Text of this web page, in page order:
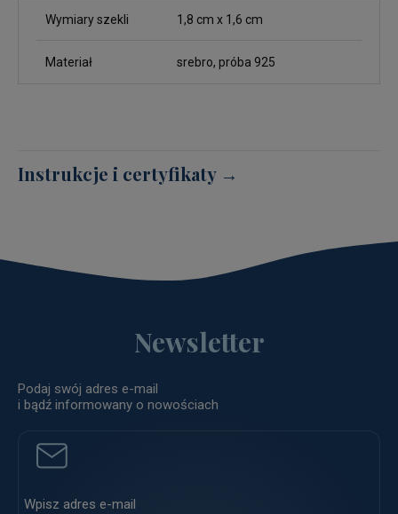
Wymiary szekli 1,8 cm x 1,6 cm
Materiał srebro, próba 925
Instrukcje i certyfikaty →
Newsletter
Podaj swój adres e-mail
i bądź informowany o nowościach